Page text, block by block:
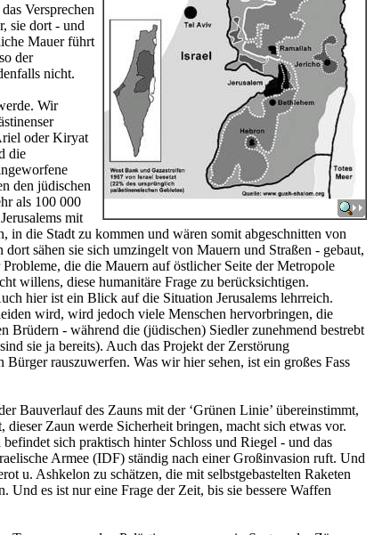
Versprechen
sie dort - und
Mauer führt
der
nicht.
Wir
oder Kiryat
die
den jüdischen
als 100 000
mit
in die Stadt zu kommen und wären somit abgeschnitten von
sähen sie sich umzingelt von Mauern und Straßen - gebaut,
die die Mauern auf östlicher Seite der Metropole
willens, diese humanitäre Frage zu berücksichtigen.
hier ist ein Blick auf die Situation Jerusalems lehrreich.
wird, wird jedoch viele Menschen hervorbringen, die
Brüdern - während die (jüdischen) Siedler zunehmend bestrebt
sie ja bereits). Auch das Projekt der Zerstörung
rauszuwerfen. Was wir hier sehen, ist ein großes Fass
Bauverlauf des Zauns mit der ‘Grünen Linie’ übereinstimmt,
Zaun werde Sicherheit bringen, macht sich etwas vor.
sich praktisch hinter Schloss und Riegel - und das
Armee (IDF) ständig nach einer Großinvasion ruft. Und
u. Ashkelon zu schätzen, die mit selbstgebastelten Raketen
es ist nur eine Frage der Zeit, bis sie bessere Waffen